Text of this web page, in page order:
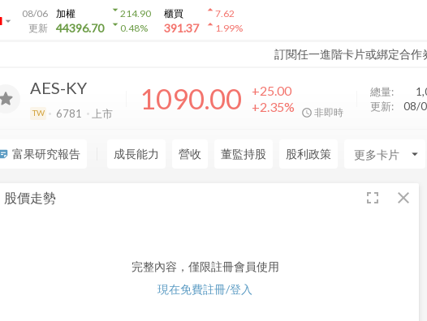
arrow_drop_down
08/06
更新
加權
44396.70
arrow_drop_down214.90
arrow_drop_down0.48%
櫃買
391.37
arrow_drop_up7.62
arrow_drop_up1.99%
訂閱任一進階卡片或綁定合作
AES-KY
TW 6781 上市 1090.00
+25.00
+2.35%
非即時
總量:
更新:
08/
sticky_note_2 富果研究報告 成長能力 營收 董監持股 股利政策 arrow_drop_down
股價走勢 fullscreen close
完整內容，僅限註冊會員使用
現在免費註冊/登入